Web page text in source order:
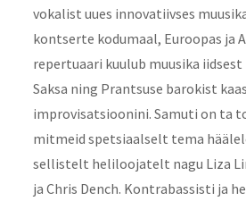
vokalist uues innovatiivses
kontserte kodumaal, Euroopas ja
repertuaari kuulub muusika
Saksa ning Prantsuse barokist
improvisatsioonini. Samuti on ta
mitmeid spetsiaalselt tema
sellistelt heliloojatelt nagu Liza
ja Chris Dench. Kontrabassisti ja